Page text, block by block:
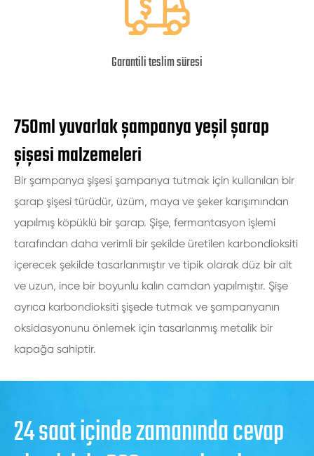
Garantili teslim süresi
750ml yuvarlak şampanya yeşil şarap
şişesi malzemeleri
Bir şampanya şişesi şampanya tutmak için kullanılan bir
şarap şişesi türüdür, üzüm, maya ve şeker karışımından
yapılmış köpüklü bir şarap. Şişe, fermantasyon işlemi
tarafından daha verimli bir şekilde üretilen karbondioksiti
içerecek şekilde tasarlanmıştır ve tipik olarak düz bir alt
ve uzun, ince bir boyunlu kalın camdan yapılmıştır. Şişe
ayrıca karbondioksiti şişede tutmak ve şampanyanın
oksidasyonunu önlemek için tasarlanmış metalik bir
kapağa sahiptir.
24 saat içinde zamanında cevap